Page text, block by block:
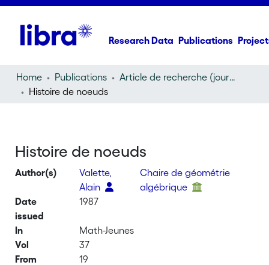
Research Data Publications
Home Publications
Article de recherche (journal article)
Histoire de noeuds
Histoire de noeuds
Author(s)
Valette,
Alain
Chaire de géométrie
algébrique
Date
issued
1987
In
Math-Jeunes
Vol
37
From
19